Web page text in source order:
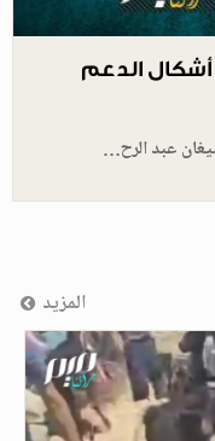
الدعم
عبد الرح…
المزيد